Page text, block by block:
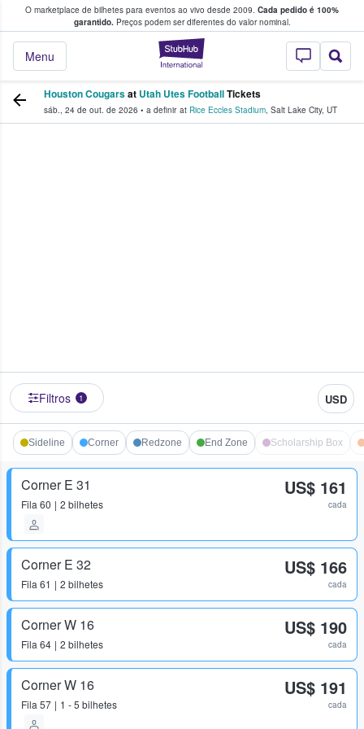
O marketplace de bilhetes para eventos ao vivo desde 2009. Cada pedido é 100%
garantido.Preços podem ser diferentes do valor nominal.
StubHub – onde
Menu
fãs compram e vendem bilhetes
Houston Cougarsat Utah Utes FootballTickets
sáb., 24 de out. de 2026 • a definir at Rice Eccles Stadium, Salt Lake City, UT
Filtros 1 USD
Sideline Corner Redzone End Zone Scholarship Box
Corner E 31
Fila 60 2 bilhetes
US$ 161
cada
Corner E 32
Fila 61 2 bilhetes
US$ 166
cada
Corner W 16
Fila 64 2 bilhetes
US$ 190
cada
Corner W 16
Fila 57 1 - 5 bilhetes
US$ 191
cada